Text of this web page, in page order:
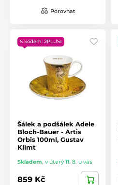
Porovnat
S kódem: 2PLUS1
Šálek a podšálek Adele
Bloch-Bauer - Artis
Orbis 100ml, Gustav
Klimt
Skladem, v úterý 11. 8. u vás
859 Kč